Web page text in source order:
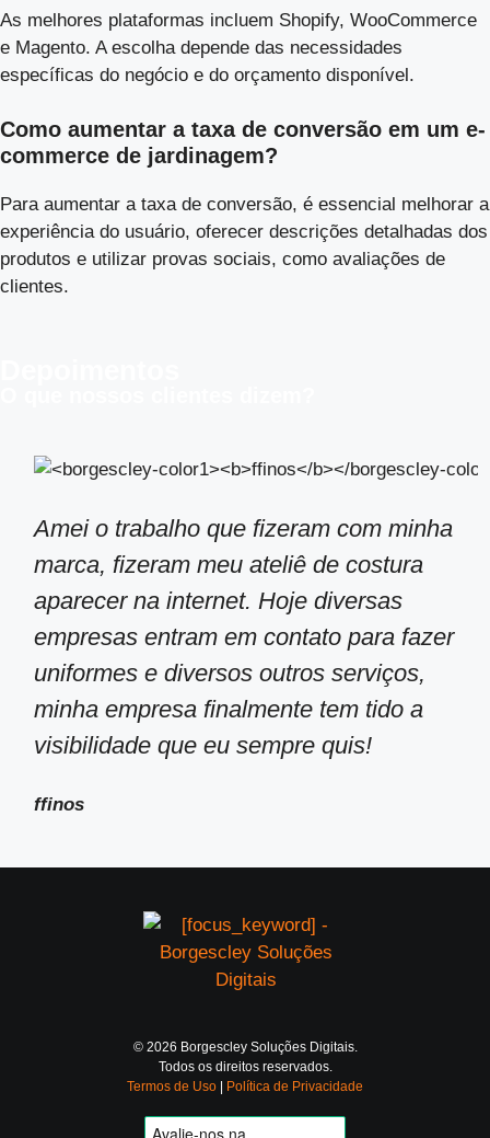
As melhores plataformas incluem Shopify, WooCommerce
e Magento. A escolha depende das necessidades
específicas do negócio e do orçamento disponível.
Como aumentar a taxa de conversão em um e-
commerce de jardinagem?
Para aumentar a taxa de conversão, é essencial melhorar a
experiência do usuário, oferecer descrições detalhadas dos
produtos e utilizar provas sociais, como avaliações de
clientes.
Amei o trabalho que fizeram com minha
marca, fizeram meu ateliê de costura
aparecer na internet. Hoje diversas
empresas entram em contato para fazer
uniformes e diversos outros serviços,
minha empresa finalmente tem tido a
visibilidade que eu sempre quis!
ffinos
© 2026 Borgescley Soluções Digitais.
Todos os direitos reservados.
Termos de Uso | Política de Privacidade